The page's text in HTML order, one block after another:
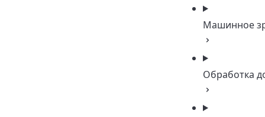
Машинное
Обработка